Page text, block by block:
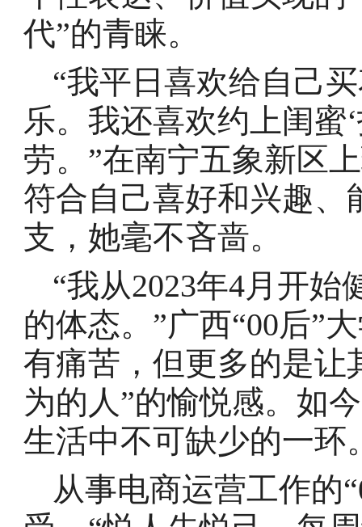
代”的青睐。
“我平日喜欢给自己
乐。我还喜欢约上闺蜜
劳。”在南宁五象新区
符合自己喜好和兴趣、
支，她毫不吝啬。
“我从2023年4月开
的体态。”广西“00后”
有痛苦，但更多的是让
为的人”的愉悦感。如
生活中不可缺少的一环
从事电商运营工作的